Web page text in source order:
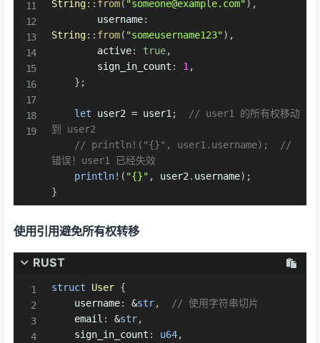
String:: from( "someone@example.com" ) ,
        username
:
String:: from( "someusername123") ,
        active
: true,
        sign_in_count
: 1 ,
} ;
let user2 = user1 ;
// user1 的所有权移动
到 user2
// println!("{}", user1.username);  //
错误！user1 已经失效
println! ( "{}" , user2 . username) ;
}
使用引用避免所有权转移
RUST
struct User {
    username
: &str,
// 使用字符串切片
    email
: &str,
    sign_in_count
: u64,